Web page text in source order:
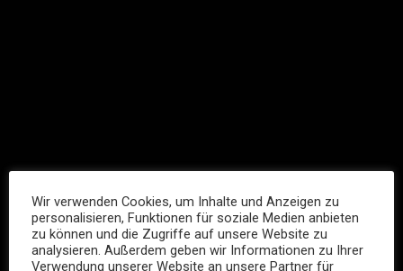
Wir verwenden Cookies, um Inhalte und Anzeigen zu
personalisieren, Funktionen für soziale Medien anbieten
zu können und die Zugriffe auf unsere Website zu
analysieren. Außerdem geben wir Informationen zu Ihrer
Verwendung unserer Website an unsere Partner für